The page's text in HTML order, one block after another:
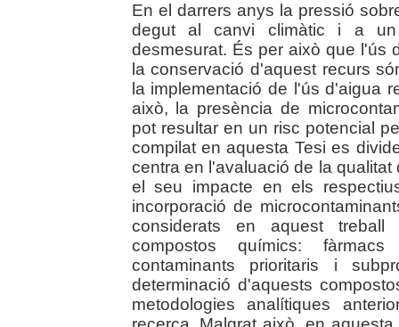
En el darrers anys la pressió
degut al canvi climàtic i a un
desmesurat. És per això que l'ús
la conservació d'aquest recurs
la implementació de l'ús d'aigua
això, la presència de
pot resultar en un risc potencial
compilat en aquesta Tesi es
centra en l'avaluació de la
el seu impacte en els
incorporació de
considerats en aquest
compostos químics:
contaminants prioritaris i
determinació d'aquests
metodologies analítiques